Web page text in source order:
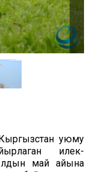
уюму
илек-
май айына